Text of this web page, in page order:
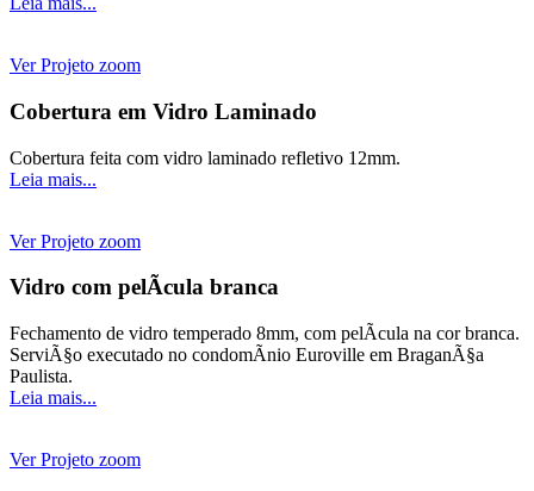
Ver Projeto zoom
Cobertura em Vidro Laminado
Cobertura feita com vidro laminado refletivo 12mm.
Leia mais...
Ver Projeto zoom
Vidro com pelÃ­cula branca
Fechamento de vidro temperado 8mm, com pelÃ­cula na cor branca.
ServiÃ§o executado no condomÃ­nio Euroville em BraganÃ§a
Paulista.
Leia mais...
Ver Projeto zoom